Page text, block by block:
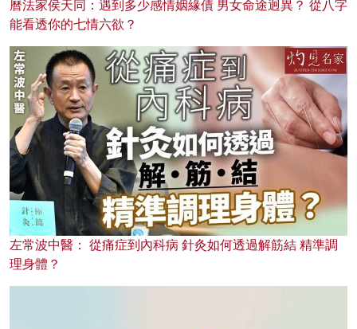
曆法家侯天同：遇到多少感情姻緣債 男女命途迥異？ 從八字
能看透你的七情六欲？
左常波中醫： 從痛症到內科病 針灸如何透過解筋結 精準調
理身體？